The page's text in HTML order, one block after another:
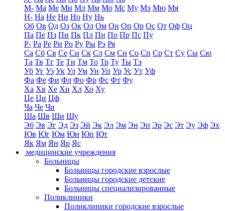
М- Ма Ме Ми Мл Мм Мо Мс Му Мэ Мю Мя
Н- На Не Ни Но Ну Нь
Об Ов Од Оз Ок Ол Ом Он Оп Ор Ос От Оф Оц
Па Пе Пз Пи Пк Пл Пн По Пр Пс Пу
Р- Ра Ре Ри Ро Ру Ры Рэ Ря
Са Сб Св Се Си Ск Сл См Сн Со Сп Ср Ст Су Сы Сю
Та Тв Тг Те Ти Тм То Тр Ту Ты Тэ
Уб Уг Уз Ук Ул Ум Ун Уп Ур Ус Ут Уф
Фа Фе Фи Фл Фо Фр Фс Фт Фу
Ха Хв Хе Хи Хл Хо Ху
Це Ци Цф
Ча Че Чи
Ша Шв Ши Шу
Эб Эв Эг Эд Эз Эй Эк Эл Эм Эн Эп Эр Эс Эт Эу Эф Эх
Юв Юг Юм Юн Юп Ют
Як Ям Ян Яр Яс
медицинские учреждения
Больницы
Больницы городские взрослые
Больницы городские детские
Больницы специализированные
Поликлиники
Поликлиники городские взрослые